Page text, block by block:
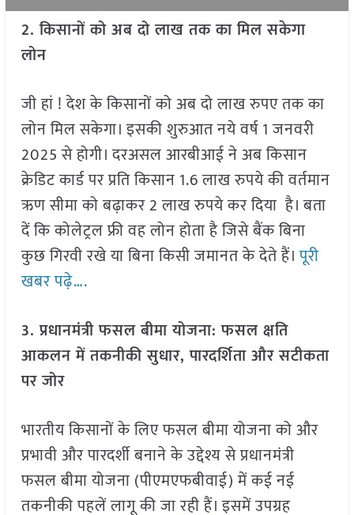
2. किसानों को अब दो लाख तक का मिल सकेगा
लोन
जी हां ! देश के किसानों को अब दो लाख रुपए तक का
लोन मिल सकेगा। इसकी शुरुआत नये वर्ष 1 जनवरी
2025 से होगी। दरअसल आरबीआई ने अब किसान
क्रेडिट कार्ड पर प्रति किसान 1.6 लाख रुपये की वर्तमान
ऋण सीमा को बढ़ाकर 2 लाख रुपये कर दिया है। बता
दें कि कोलेट्रल फ्री वह लोन होता है जिसे बैंक बिना
कुछ गिरवी रखे या बिना किसी जमानत के देते हैं।पूरी
खबर पढ़े….
3. प्रधानमंत्री फसल बीमा योजना: फसल क्षति
आकलन में तकनीकी सुधार, पारदर्शिता और सटीकता
पर जोर
भारतीय किसानों के लिए फसल बीमा योजना को और
प्रभावी और पारदर्शी बनाने के उद्देश्य से प्रधानमंत्री
फसल बीमा योजना (पीएमएफबीवाई) में कई नई
तकनीकी पहलें लागू की जा रही हैं। इसमें उपग्रह